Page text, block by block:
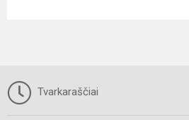
Tvarkaraščiai